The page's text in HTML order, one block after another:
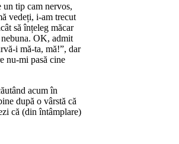
un tip cam nervos,
vedeți, i-am trecut
să înțeleg măcar
OK, admit
i mă-ta, mă!”, dar
nu-mi pasă cine
acum în
după o vârstă că
că (din întâmplare)